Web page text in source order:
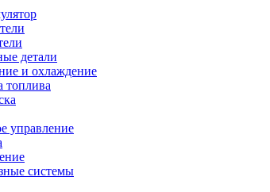
детали
и охлаждение
топлива
управление
системы